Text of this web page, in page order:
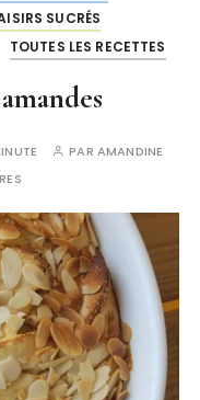
SUCRÉS
TOUTES LES RECETTES
PAR AMANDINE